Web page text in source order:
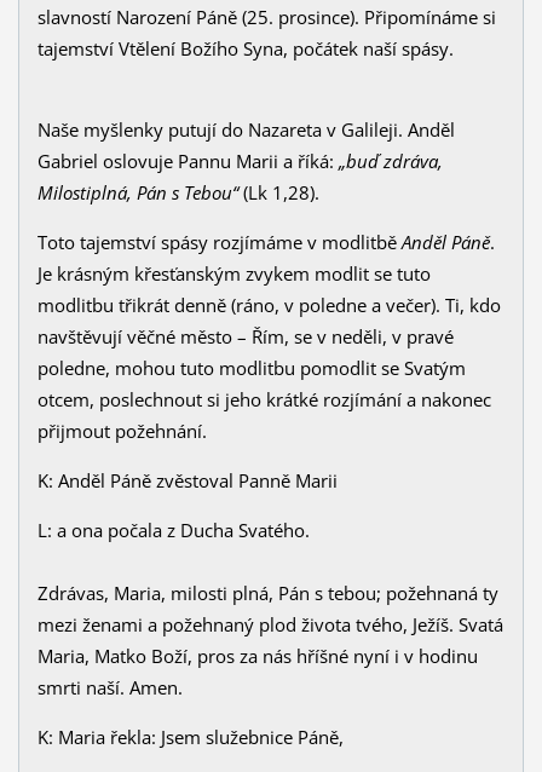
slavností Narození Páně (25. prosince). Připomínáme si
tajemství Vtělení Božího Syna, počátek naší spásy.
Naše myšlenky putují do Nazareta v Galileji. Anděl
Gabriel oslovuje Pannu Marii a říká: „buď zdráva,
Milostiplná, Pán s Tebou“(Lk 1,28).
Toto tajemství spásy rozjímáme v modlitběAnděl Páně.
Je krásným křesťanským zvykem modlit se tuto
modlitbu třikrát denně (ráno, v poledne a večer). Ti, kdo
navštěvují věčné město – Řím, se v neděli, v pravé
poledne, mohou tuto modlitbu pomodlit se Svatým
otcem, poslechnout si jeho krátké rozjímání a nakonec
přijmout požehnání.
K: Anděl Páně zvěstoval Panně Marii
L: a ona počala z Ducha Svatého.
Zdrávas, Maria, milosti plná, Pán s tebou; požehnaná ty
mezi ženami a požehnaný plod života tvého, Ježíš. Svatá
Maria, Matko Boží, pros za nás hříšné nyní i v hodinu
smrti naší. Amen.
K: Maria řekla: Jsem služebnice Páně,